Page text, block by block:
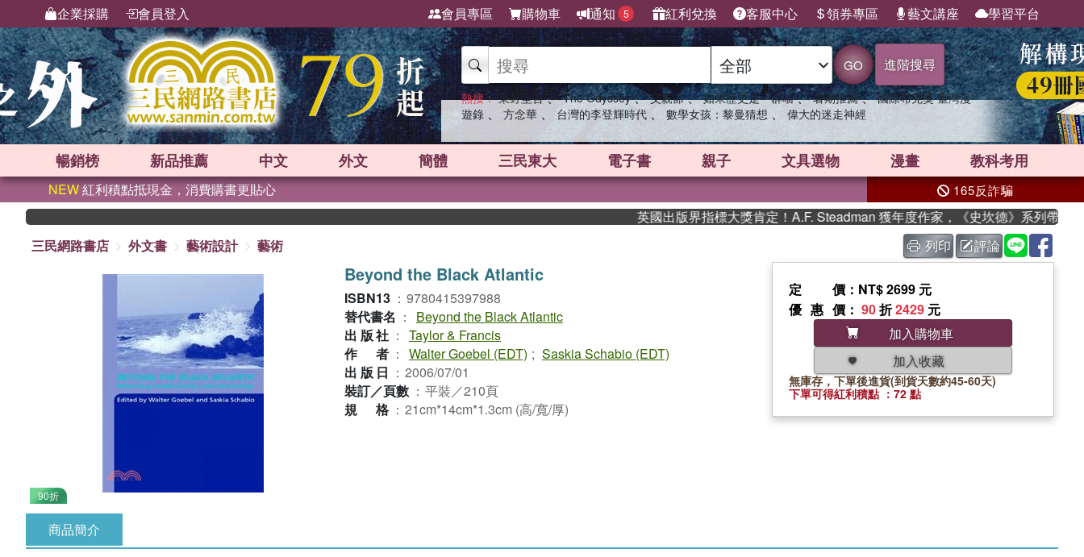
企業採購 會員登入 會員專區 購物車 通知 5 紅利兌換 客服中心 領券專區 藝文講座 學習平台
GO 進階搜尋
熱搜： 東野圭吾 、 The Odyssey 、 父親節 、 如果歷史是一群喵 、 暑期推薦 、 國際布克獎 臺灣漫
遊錄 、 方念華 、 台灣的李登輝時代 、 數學女孩：黎曼猜想 、 偉大的迷走神經
暢銷榜 新品推薦 中文 外文 簡體 三民東大 電子書 親子 文具選物 漫畫 教科考用
NEW紅利積點抵現金，消費購書更貼心 165反詐騙
英國出版界指標大獎肯定！A.F. Steadman 獲年度作家，《史坎德》系列帶你踏上
三民網路書店
外文書 藝術設計 藝術 列印 評論
90折
Beyond the Black Atlantic
ISBN13 ： 9780415397988
替代書名 ：
Beyond the Black Atlantic
出版社 ： Taylor & Francis
作者 ： Walter Goebel (EDT) ; Saskia Schabio (EDT)
出版日 ： 2006/07/01
裝訂／頁數 ： 平裝／210頁
規格 ： 21cm*14cm*1.3cm (高/寬/厚)
定價 ：NT$ 2699 元
優惠價 ： 90折2429 元
加入購物車
加入收藏
無庫存，下單後進貨(到貨天數約45-60天)
下單可得紅利積點 ：72 點
商品簡介